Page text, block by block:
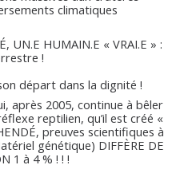
climatiques
UN.E HUMAIN.E « VRAI.E » :
!
départ dans la dignité !
après 2005, continue à bêler
reptilien, qu’il est créé «
preuves scientifiques à
génétique) DIFFÈRE DE
1 à 4 % ! ! !